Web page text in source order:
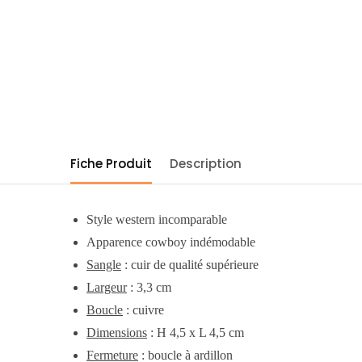
Fiche Produit Description
Style western incomparable
Apparence cowboy indémodable
Sangle : cuir de qualité supérieure
Largeur: 3,3 cm
Boucle : cuivre
Dimensions : H 4,5 x L 4,5 cm
Fermeture : boucle à ardillon